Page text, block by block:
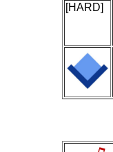
[HARD]